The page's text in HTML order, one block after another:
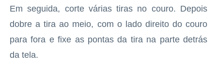
Em seguida, corte várias tiras no couro. Depois
dobre a tira ao meio, com o lado direito do couro
para fora e fixe as pontas da tira na parte detrás
da tela.